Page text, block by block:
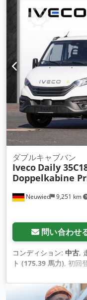
スペンション:鋼, 座席
, 荷室長:3,000 mm
mm
ABS（ア
フィルター, アドブル
ロール, スタート・ス
ック登録, パワーステ
引き戸, 整備記録全完
節, 電動ミラー, 電子
Neuwied 9,251 km
ダブルキャブバン
Iveco Daily
Doppelkabine
問い合わせ
コンディション: 中古,
ト (175.39 馬力), 初回
3,500 kg（キ
クスル構成:4x2, ホイ
デイキャブ, 変速方式: